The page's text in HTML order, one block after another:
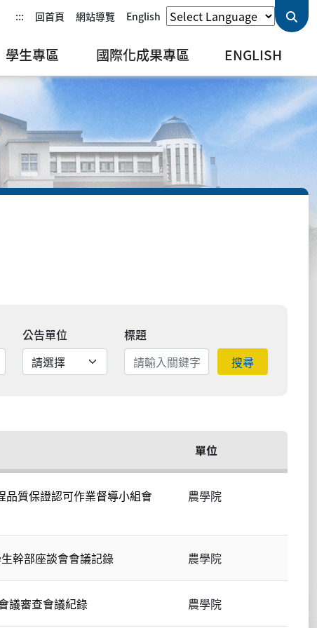
::: 回首頁 網站導覽 English
學生專區 國際化成果專區 ENGLISH
公告單位
標題
搜尋
單位
品質保證認可作業督導小組會
農學院
幹部座談會會議記錄 農學院
議審查會議紀錄 農學院